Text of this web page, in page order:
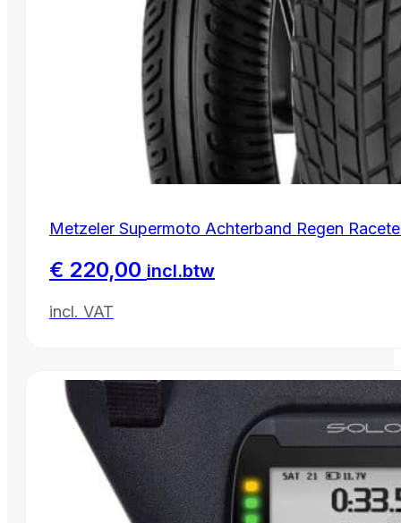
Metzeler Supermoto Achterband Regen
€ 220,00 incl.btw
incl. VAT